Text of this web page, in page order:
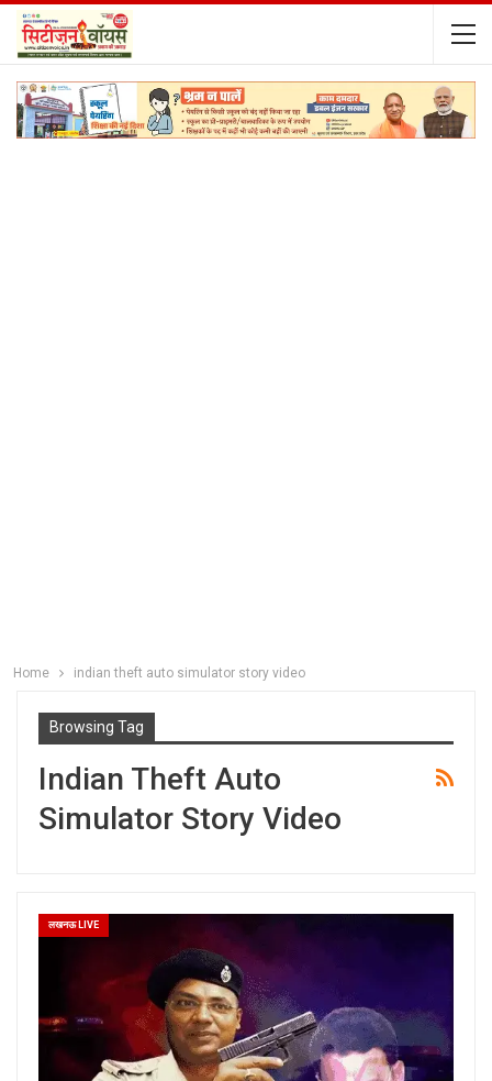
Home indian theft auto simulator story video
Browsing Tag
Indian Theft Auto
Simulator Story Video
लखनऊ LIVE